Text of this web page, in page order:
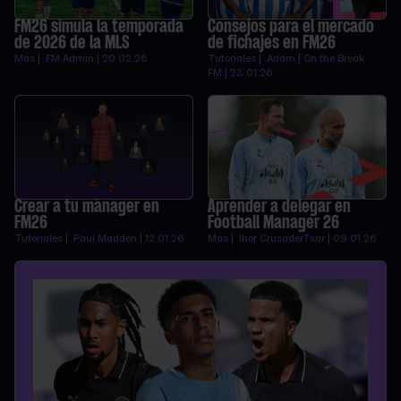
FM26 simula la temporada
de 2026 de la MLS
Más | FM Admin | 20.02.26
Consejos para el mercado
de fichajes en FM26
Tutoriales | Adam | On the Break
FM | 23.01.26
Crear a tu mánager en
FM26
Tutoriales | Paul Madden | 12.01.26
Aprender a delegar en
Football Manager 26
Más | Ihor CrusaderTsar | 09.01.26